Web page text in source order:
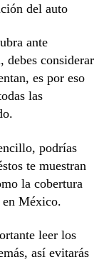
del auto
ante
debes considerar
es por eso
las
podrías
te muestran
la cobertura
en México.
leer los
así evitarás